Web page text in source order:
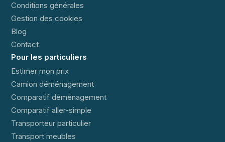
Conditions générales
Gestion des cookies
Blog
Contact
Pour les particuliers
Estimer mon prix
Camion déménagement
Comparatif déménagement
Comparatif aller-simple
Transporteur particulier
Transport meubles